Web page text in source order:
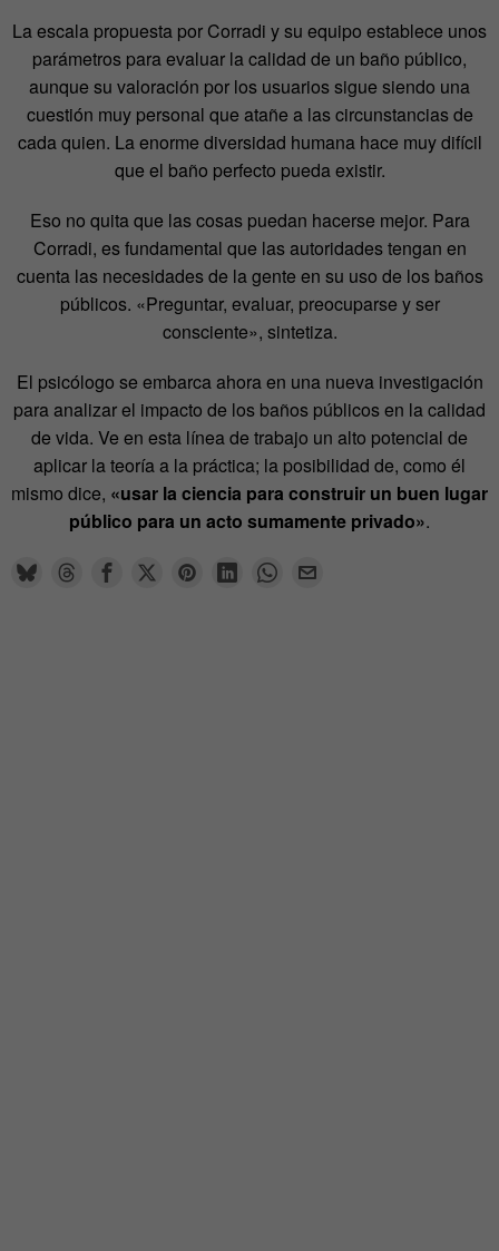
La escala propuesta por Corradi y su equipo establece unos
parámetros para evaluar la calidad de un baño público,
aunque su valoración por los usuarios sigue siendo una
cuestión muy personal que atañe a las circunstancias de
cada quien. La enorme diversidad humana hace muy difícil
que el baño perfecto pueda existir.
Eso no quita que las cosas puedan hacerse mejor. Para
Corradi, es fundamental que las autoridades tengan en
cuenta las necesidades de la gente en su uso de los baños
públicos. «Preguntar, evaluar, preocuparse y ser
consciente», sintetiza.
El psicólogo se embarca ahora en una nueva investigación
para analizar el impacto de los baños públicos en la calidad
de vida. Ve en esta línea de trabajo un alto potencial de
aplicar la teoría a la práctica; la posibilidad de, como él
mismo dice, «usar la ciencia para construir un buen lugar
público para un acto sumamente privado».